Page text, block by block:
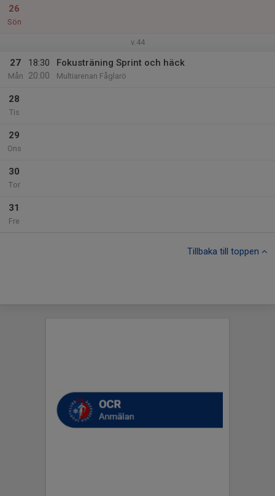
26
Sön
v.44
27
Mån
18:30
20:00
Fokusträning Sprint och häck
Multiarenan Fåglarö
28
Tis
29
Ons
30
Tor
31
Fre
Tillbaka till toppen